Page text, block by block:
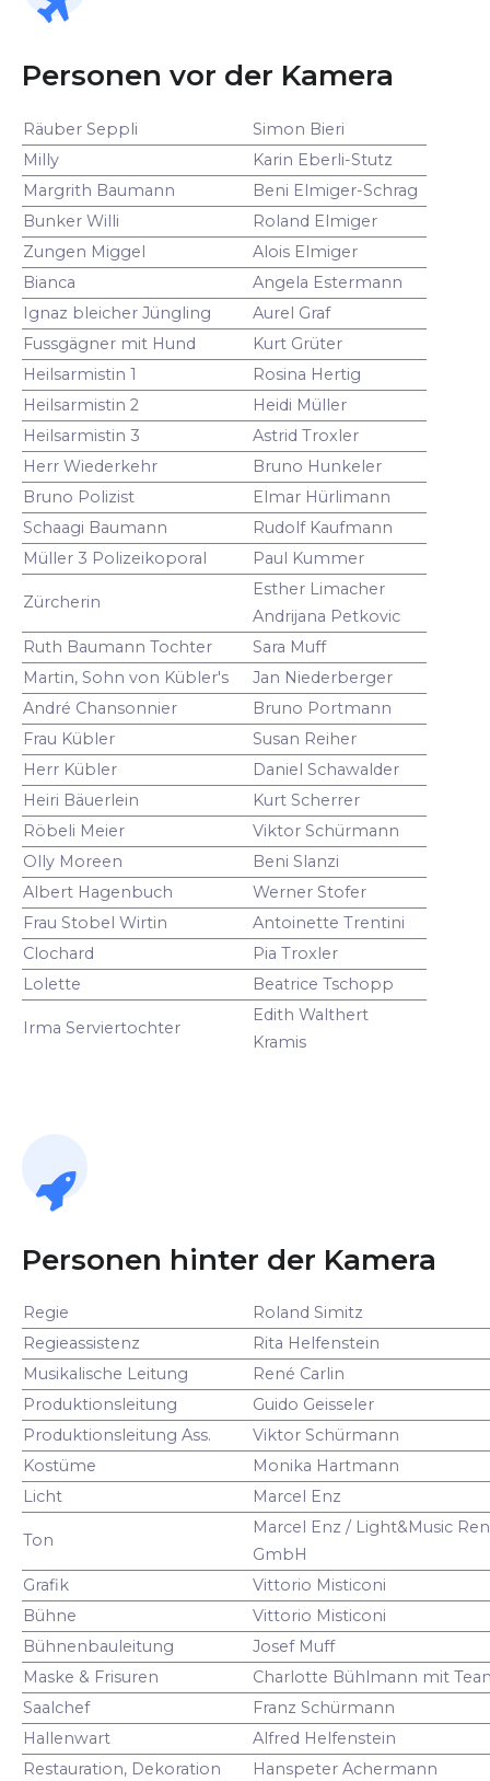
Personen vor der Kamera
Räuber Seppli
Simon Bieri
Milly
Karin Eberli-Stutz
Margrith Baumann
Beni Elmiger-Schrag
Bunker Willi
Roland Elmiger
Zungen Miggel
Alois Elmiger
Bianca
Angela Estermann
Ignaz bleicher Jüngling
Aurel Graf
Fussgägner mit Hund
Kurt Grüter
Heilsarmistin 1
Rosina Hertig
Heilsarmistin 2
Heidi Müller
Heilsarmistin 3
Astrid Troxler
Herr Wiederkehr
Bruno Hunkeler
Bruno Polizist
Elmar Hürlimann
Schaagi Baumann
Rudolf Kaufmann
Müller 3 Polizeikoporal
Paul Kummer
Zürcherin
Esther Limacher
Andrijana Petkovic
Ruth Baumann Tochter
Sara Muff
Martin, Sohn von Kübler's
Jan Niederberger
André Chansonnier
Bruno Portmann
Frau Kübler
Susan Reiher
Herr Kübler
Daniel Schawalder
Heiri Bäuerlein
Kurt Scherrer
Röbeli Meier
Viktor Schürmann
Olly Moreen
Beni Slanzi
Albert Hagenbuch
Werner Stofer
Frau Stobel Wirtin
Antoinette Trentini
Clochard
Pia Troxler
Lolette
Beatrice Tschopp
Irma Serviertochter
Edith Walthert
Kramis
Personen hinter der Kamera
Regie
Roland Simitz
Regieassistenz
Rita Helfenstein
Musikalische Leitung
René Carlin
Produktionsleitung
Guido Geisseler
Produktionsleitung Ass.
Viktor Schürmann
Kostüme
Monika Hartmann
Licht
Marcel Enz
Ton
Marcel Enz / Light&Music
GmbH
Grafik
Vittorio Misticoni
Bühne
Vittorio Misticoni
Bühnenbauleitung
Josef Muff
Maske & Frisuren
Charlotte Bühlmann mit
Saalchef
Franz Schürmann
Hallenwart
Alfred Helfenstein
Restauration, Dekoration
Hanspeter Achermann